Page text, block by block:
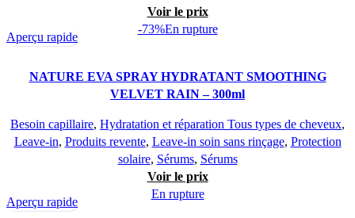
Voir le prix
-73%En rupture
Aperçu rapide
NATURE EVA SPRAY HYDRATANT SMOOTHING
VELVET RAIN – 300ml
Besoin capillaire, Hydratation et réparation Tous types de cheveux,
Leave-in, Produits revente, Leave-in soin sans rinçage, Protection
solaire, Sérums, Sérums
Voir le prix
En rupture
Aperçu rapide